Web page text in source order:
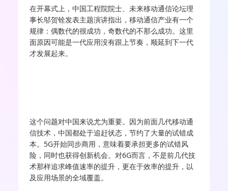
在开幕式上，中国工程院院士、未来移动通信论坛理
事长邬贺铨发表主题演讲指出，移动通信产业有一个
规律：偶数代的很成功，奇数代的不那么成功。这里
面原因可能是一代应用没有跟上节奏，顺延到下一代
才发展起来。
这个问题对中国来说尤为重要。因为前面几代移动通
信技术，中国都处于追赶状态，节约了大量的试错成
本。5G开始同步商用，意味着要承担更多的试错风
险，同时也获得创新机会。对6G而言，不是前几代技
术那样追求峰值速率的提升，更在于效率的提升，以
及应用场景的全域覆盖。